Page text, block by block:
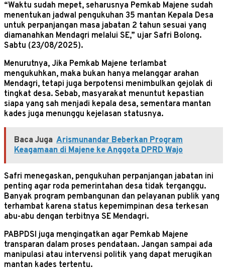
“Waktu sudah mepet, seharusnya Pemkab Majene sudah
menentukan jadwal pengukuhan 35 mantan Kepala Desa
untuk perpanjangan masa jabatan 2 tahun sesuai yang
diamanahkan Mendagri melalui SE,” ujar Safri Bolong.
Sabtu (23/08/2025).
Menurutnya, Jika Pemkab Majene terlambat
mengukuhkan, maka bukan hanya melanggar arahan
Mendagri, tetapi juga berpotensi menimbulkan gejolak di
tingkat desa. Sebab, masyarakat menuntut kepastian
siapa yang sah menjadi kepala desa, sementara mantan
kades juga menunggu kejelasan statusnya.
Baca Juga Arismunandar Beberkan Program
Keagamaan di Majene ke Anggota DPRD Wajo
Safri menegaskan, pengukuhan perpanjangan jabatan ini
penting agar roda pemerintahan desa tidak terganggu.
Banyak program pembangunan dan pelayanan publik yang
terhambat karena status kepemimpinan desa terkesan
abu-abu dengan terbitnya SE Mendagri.
PABPDSI juga mengingatkan agar Pemkab Majene
transparan dalam proses pendataan. Jangan sampai ada
manipulasi atau intervensi politik yang dapat merugikan
mantan kades tertentu.